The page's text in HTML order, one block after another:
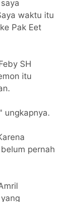
waktu itu
Pak Eet
SH
itu
ungkapnya.
pernah